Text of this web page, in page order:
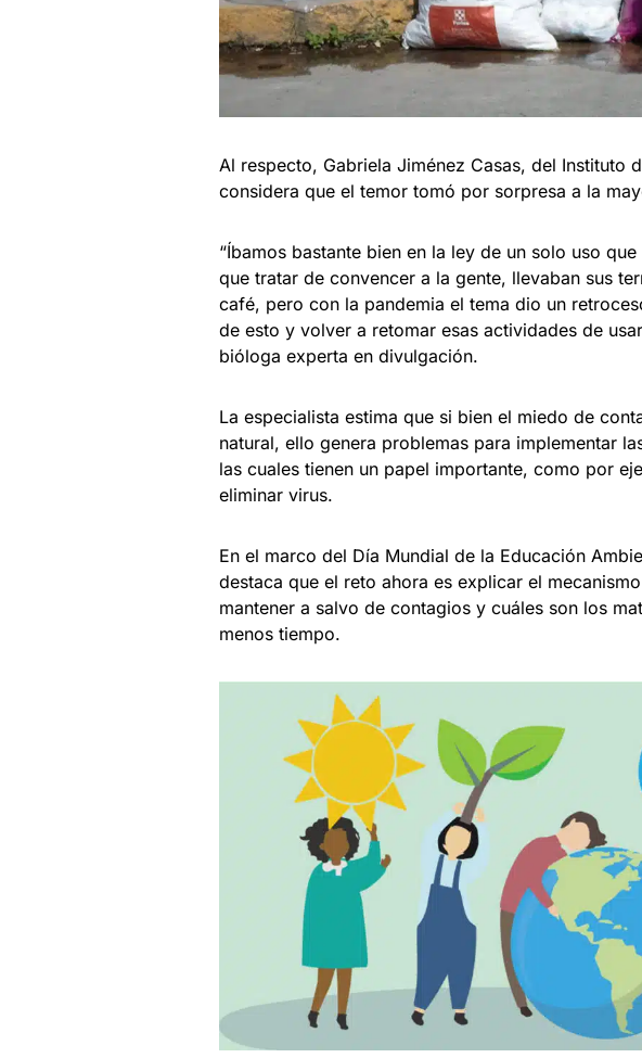
Al respecto, Gabriela Jiménez Casas, del Instituto
considera que el temor tomó por sorpresa a la
“Íbamos bastante bien en la ley de un solo uso
que tratar de convencer a la gente, llevaban sus
café, pero con la pandemia el tema dio un
de esto y volver a retomar esas actividades de
bióloga experta en divulgación.
La especialista estima que si bien el miedo de
natural, ello genera problemas para implementar
las cuales tienen un papel importante, como por
eliminar virus.
En el marco del Día Mundial de la Educación
destaca que el reto ahora es explicar el
mantener a salvo de contagios y cuáles son los
menos tiempo.